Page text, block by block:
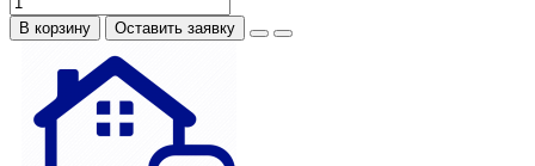
В корзину Оставить заявку